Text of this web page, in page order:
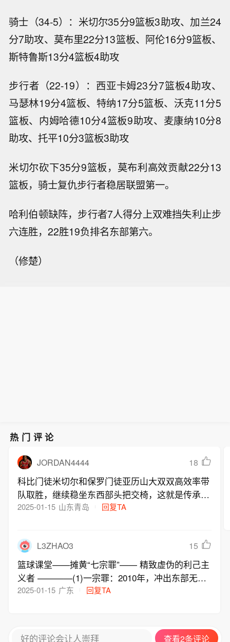
骑士（34-5）：米切尔35分9篮板3助攻、加兰24
分7助攻、莫布里22分13篮板、阿伦16分9篮板、
斯特鲁斯13分4篮板4助攻
步行者（22-19）：西亚卡姆23分7篮板4助攻、
马瑟林19分4篮板、特纳17分5篮板、沃克11分5
篮板、内姆哈德10分4篮板9助攻、麦康纳10分8
助攻、托平10分3篮板3助攻
米切尔砍下35分9篮板，莫布利高效贡献22分13
篮板，骑士复仇步行者稳居联盟第一。
哈利伯顿缺阵，步行者7人得分上双难挡失利止步
六连胜，22胜19负排名东部第六。
（修楚）
热门评论
JORDAN4444 18
科比门徒米切尔和保罗门徒亚历山大双双高效率带
队取胜，继续稳坐东西部头把交椅，这就是传承
2025-01-15 山东青岛 回复TA
L3ZHAO3 15
篮球课堂——摊黄“七宗罪”—— 精致虚伪的利己主
义者 ————(1)一宗罪：2010年，冲出东部无
望，抛弃骑士、逃亡热火！开创“懦夫报团”风气。
4年，以契约到期为名，失约七冠承诺，逃离热
2025-01-15 广东 回复TA
好的评论会让人崇拜 查看2条评论